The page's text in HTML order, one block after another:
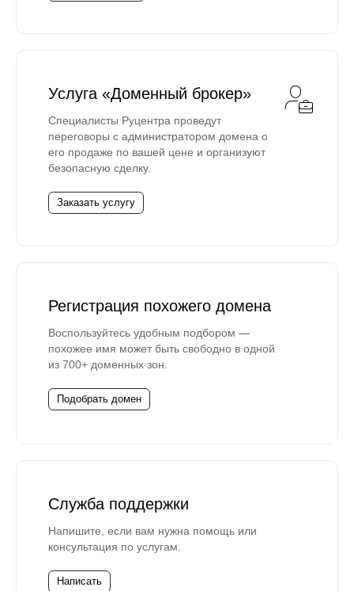
Услуга «Доменный брокер»
Специалисты Руцентра проведут
переговоры с администратором домена о
его продаже по вашей цене и организуют
безопасную сделку.
Заказать услугу
Регистрация похожего домена
Воспользуйтесь удобным подбором —
похожее имя может быть свободно в одной
из 700+ доменных зон.
Подобрать домен
Служба поддержки
Напишите, если вам нужна помощь или
консультация по услугам.
Написать